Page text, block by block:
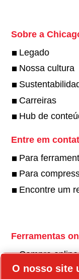
Sobre a
Legado
Nossa cultura
Carreiras
Hub de
Entre em
Para
Para
Encontre um
Ferramentas
Compre online
Peças online
O nosso site